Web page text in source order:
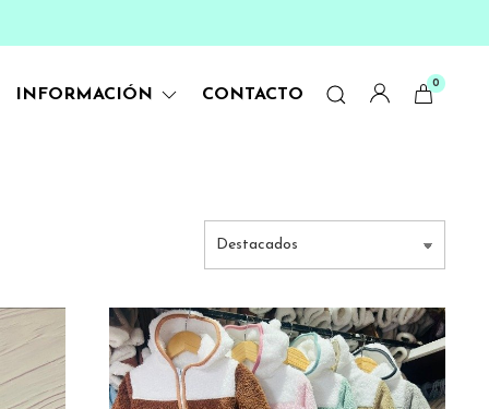
INFORMACIÓN CONTACTO
0